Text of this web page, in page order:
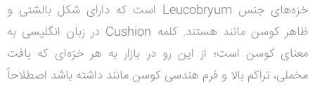
خزه‌های جنس Leucobryum است که دارای شکل بالشتی و
ظاهر کوسن مانند هستند.
کلمه Cushion در زبان انگلیسی به
معنای کوسن است؛ از این رو در بازار به هر خزه‌ای که بافت
مخملی، تراکم بالا و فرم هندسی کوسن مانند داشته باشد اصطلاحاً